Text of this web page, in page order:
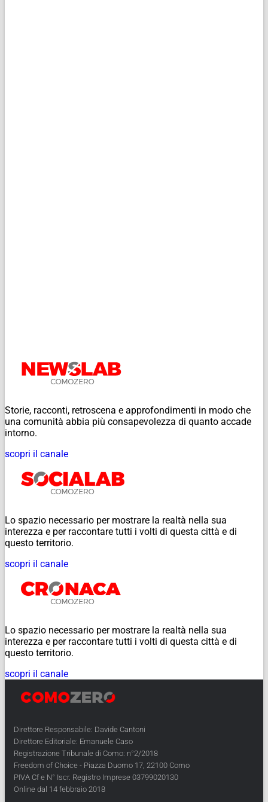
Storie, racconti, retroscena e approfondimenti in modo che
una comunità abbia più consapevolezza di quanto accade
intorno.
scopri il canale
Lo spazio necessario per mostrare la realtà nella sua
interezza e per raccontare tutti i volti di questa città e di
questo territorio.
scopri il canale
Lo spazio necessario per mostrare la realtà nella sua
interezza e per raccontare tutti i volti di questa città e di
questo territorio.
scopri il canale
Direttore Responsabile: Davide Cantoni
Direttore Editoriale: Emanuele Caso
Registrazione Tribunale di Como: n°2/2018
Freedom of Choice - Piazza Duomo 17, 22100 Como
PIVA Cf e N° Iscr. Registro Imprese 03799020130
Online dal 14 febbraio 2018